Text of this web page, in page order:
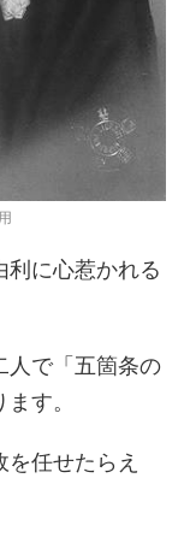
利に心惹かれる
人で「五箇条の
す。
を任せたらえ